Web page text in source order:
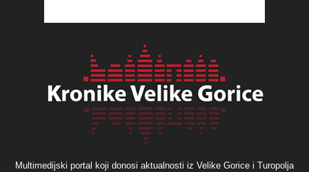
Multimedijski portal koji donosi aktualnosti iz Velike Gorice i Turopolja